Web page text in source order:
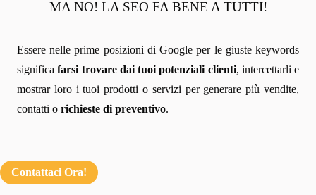
MA NO! LA SEO FA BENE A TUTTI!
Essere nelle prime posizioni di Google per le giuste keywords
significafarsi trovare dai tuoi potenziali clienti, intercettarli e
mostrar loro i tuoi prodotti o servizi per generare più vendite,
contatti o richieste di preventivo.
Contattaci Ora!